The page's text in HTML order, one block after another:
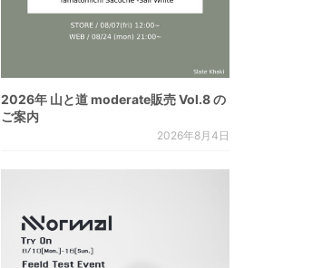
2026年 山と道 moderate販売 Vol.8 の
ご案内
2026年8月4日